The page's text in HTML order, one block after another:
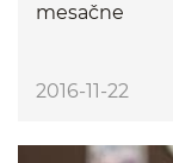
mesačne
2016-11-22